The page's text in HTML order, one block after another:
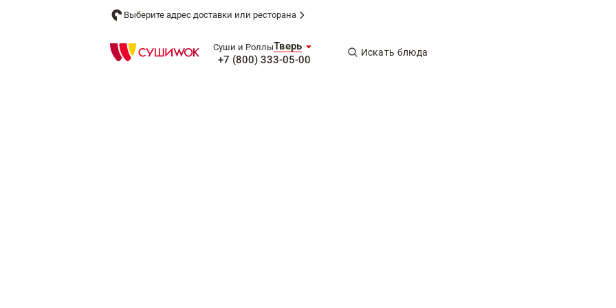
Выберите адрес доставки или ресторана
Суши и РоллыТверь
+7 (800) 333-05-00
Искать блюда